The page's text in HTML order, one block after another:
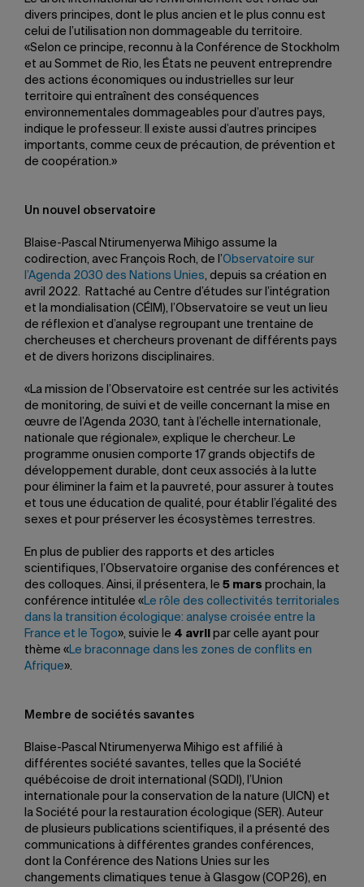
divers principes, dont le plus ancien et le plus connu est
celui de l’utilisation non dommageable du territoire.
«Selon ce principe, reconnu à la Conférence de Stockholm
et au Sommet de Rio, les États ne peuvent entreprendre
des actions économiques ou industrielles sur leur
territoire qui entraînent des conséquences
environnementales dommageables pour d’autres pays,
indique le professeur. Il existe aussi d’autres principes
importants, comme ceux de précaution, de prévention et
de coopération.»
Un nouvel observatoire
Blaise-Pascal Ntirumenyerwa Mihigo assume la
codirection, avec François Roch, de l’Observatoire sur
l’Agenda 2030 des Nations Unies, depuis sa création en
avril 2022. Rattaché au Centre d’études sur l’intégration
et la mondialisation (CÉIM), l’Observatoire se veut un lieu
de réflexion et d’analyse regroupant une trentaine de
chercheuses et chercheurs provenant de différents pays
et de divers horizons disciplinaires.
«La mission de l’Observatoire est centrée sur les activités
de monitoring, de suivi et de veille concernant la mise en
œuvre de l’Agenda 2030, tant à l’échelle internationale,
nationale que régionale», explique le chercheur. Le
programme onusien comporte 17 grands objectifs de
développement durable, dont ceux associés à la lutte
pour éliminer la faim et la pauvreté, pour assurer à toutes
et tous une éducation de qualité, pour établir l’égalité des
sexes et pour préserver les écosystèmes terrestres.
En plus de publier des rapports et des articles
scientifiques, l’Observatoire organise des conférences et
des colloques. Ainsi, il présentera, le 5 mars prochain, la
conférence intitulée «Le rôle des collectivités territoriales
dans la transition écologique: analyse croisée entre la
France et le Togo», suivie le 4 avril
par celle ayant pour
thème «Le braconnage dans les zones de conflits en
Afrique».
Membre de sociétés savantes
Blaise-Pascal Ntirumenyerwa Mihigo est affilié à
différentes société savantes, telles que la Société
québécoise de droit international (SQDI), l’Union
internationale pour la conservation de la nature (UICN) et
la Société pour la restauration écologique (SER). Auteur
de plusieurs publications scientifiques, il a présenté des
communications à différentes grandes conférences,
dont la Conférence des Nations Unies sur les
changements climatiques tenue à Glasgow (COP26), en